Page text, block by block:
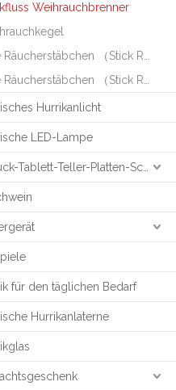
Weihrauchbrenner
Hurrikanlicht
LED-Lampe
für den täglichen Bedarf
Hurrikanlaterne